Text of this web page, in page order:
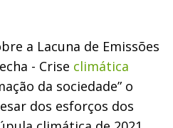
a Lacuna de Emissões
- Crise climática
da sociedade” o
dos esforços dos